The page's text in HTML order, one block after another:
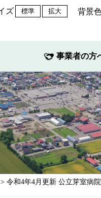
ズ 標準 拡大 背景
事業者の方
令和4年4月更新 公立芽室病